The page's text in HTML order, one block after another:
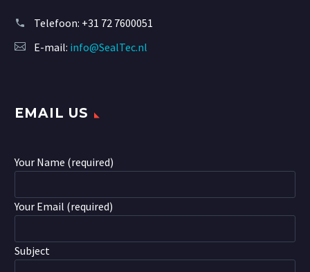
Telefoon: +31 72 7600051
E-mail: info@SealTec.nl
EMAIL US
Your Name (required)
Your Email (required)
Subject